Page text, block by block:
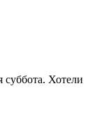
суббота. Хотели